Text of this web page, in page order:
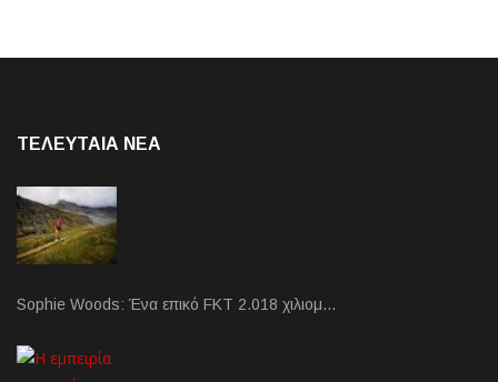
ΤΕΛΕΥΤΑΙΑ NEA
Sophie Woods: Ένα επικό FKT 2.018 χιλιομ…